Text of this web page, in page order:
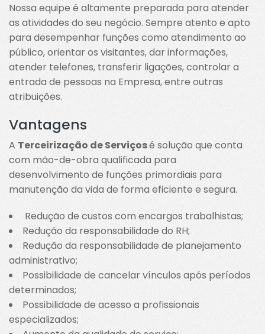
Nossa equipe é altamente preparada para atender
as atividades do seu negócio. Sempre atento e apto
para desempenhar funções como atendimento ao
público, orientar os visitantes, dar informações,
atender telefones, transferir ligações, controlar a
entrada de pessoas na Empresa, entre outras
atribuições.
Vantagens
A Terceirização de Serviçosé solução que conta
com mão-de-obra qualificada para
desenvolvimento de funções primordiais para
manutenção da vida de forma eficiente e segura.
Redução de custos com encargos trabalhistas;
Redução da responsabilidade do RH;
Redução da responsabilidade de planejamento
administrativo;
Possibilidade de cancelar vínculos após períodos
determinados;
Possibilidade de acesso a profissionais
especializados;